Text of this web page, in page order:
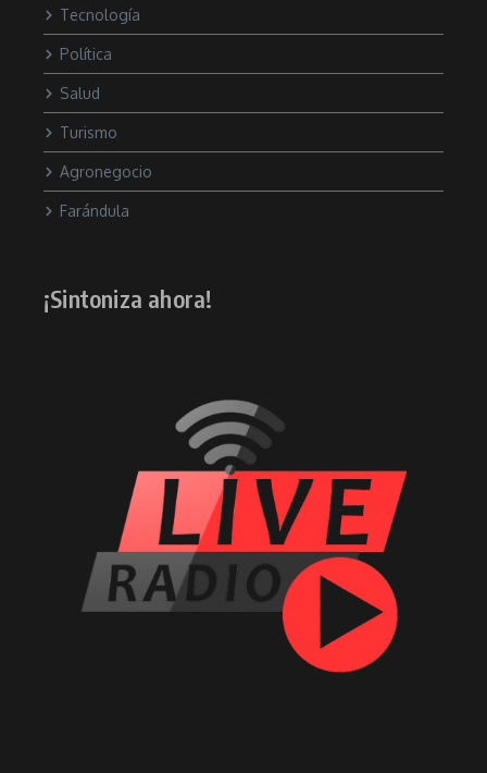
Tecnología
Política
Salud
Turismo
Agronegocio
Farándula
¡Sintoniza ahora!